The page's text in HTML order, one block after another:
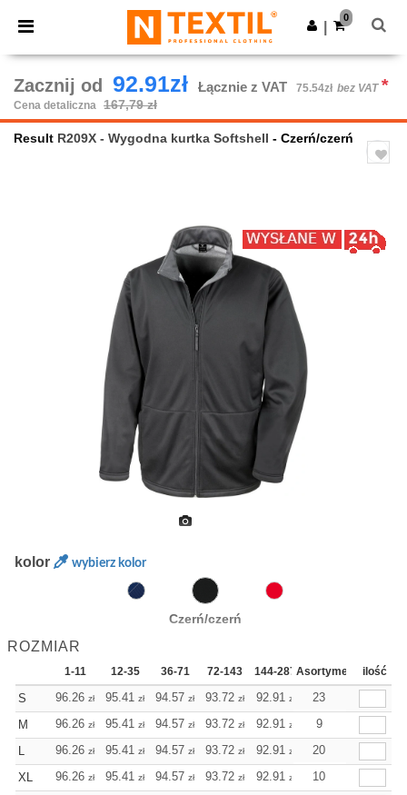
× Aplikacja Ntextil
Lepsze ceny w aplikacji!
Pobierz app
0
Zacznij od 92.91zł Łącznie z VAT 75.54zł bez VAT *
Cena detaliczna 167,79 zł
Result R209X - Wygodna kurtka Softshell - Czerń/czerń
kolor wybierz kolor
Czerń/czerń
ROZMIAR
1-11 12-35 36-71 72-143 144-287 288 Dodaj Więcej
Asortyment ilość
S 96.26 zł 95.41 zł 94.57 zł 93.72 zł 92.91 zł 92.91
23
M
96.26 zł 95.41 zł 94.57 zł 93.72 zł 92.91 zł 92.91
9
L
96.26 zł 95.41 zł 94.57 zł 93.72 zł 92.91 zł 92.91
20
XL
96.26 zł 95.41 zł 94.57 zł 93.72 zł 92.91 zł 92.91
10